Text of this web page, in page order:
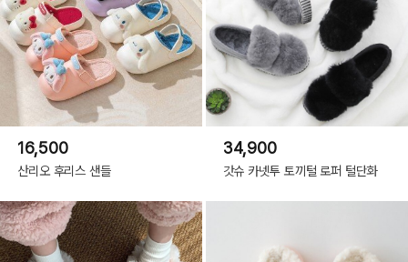
16,500
산리오 후리스 샌들
34,900
갓슈 카넷투 토끼털 로퍼 털단화